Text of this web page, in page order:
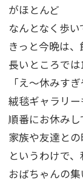
がほとんど
なんとなく歩
きっと今晩は
長いところでは
「え～休みす
絨毯ギャラリー
順番にお休み
家族や友達と
というわけで
おばちゃんの